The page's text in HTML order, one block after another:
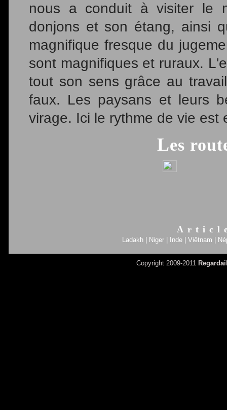
nous a conduit à visiter le
donjons et son étang, ainsi
magnifique fresque du
sont magnifiques et ruraux.
tout son sens grâce au
faux. Les paysans et leurs
virage. Ici le rythme de vie est
Les
Ladakh Niger Inde Viêtnam
Copyright 2009-2011